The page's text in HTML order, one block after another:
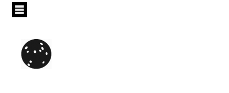
Pasar
principal